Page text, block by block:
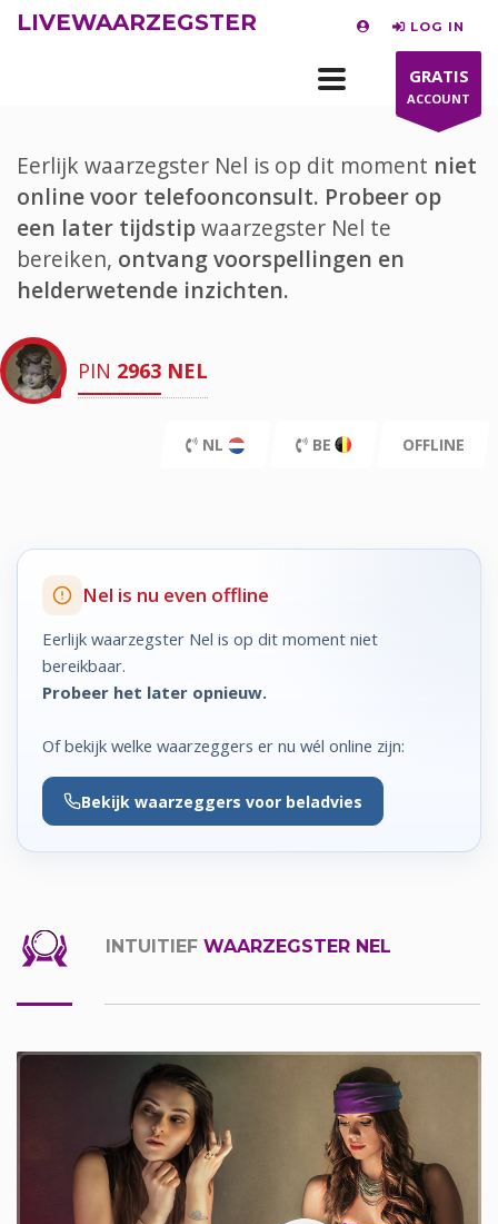
LIVEWAARZEGSTER LOG IN
GRATIS
ACCOUNT
Eerlijk waarzegster Nel is op dit moment niet
online voor telefoonconsult. Probeer op
een later tijdstipwaarzegster Nel te
bereiken, ontvang voorspellingen en
helderwetende inzichten.
PIN 2963 NEL
NL BE OFFLINE
Nel is nu even offline
Eerlijk waarzegster Nel is op dit moment niet
bereikbaar.
Probeer het later opnieuw.
Of bekijk welke waarzeggers er nu wél online zijn:
Bekijk waarzeggers voor beladvies
INTUITIEF WAARZEGSTER NEL